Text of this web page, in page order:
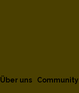
Community
Über uns